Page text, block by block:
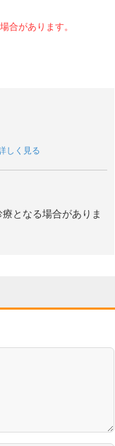
合があります。
しく見る
となる場合がありま